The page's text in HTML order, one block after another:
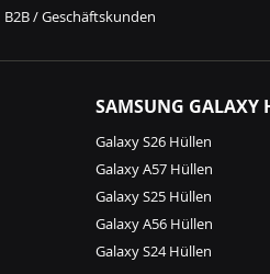
B2B / Geschäftskunden
SAMSUNG GALAXY
Galaxy S26 Hüllen
Galaxy A57 Hüllen
Galaxy S25 Hüllen
Galaxy A56 Hüllen
Galaxy S24 Hüllen